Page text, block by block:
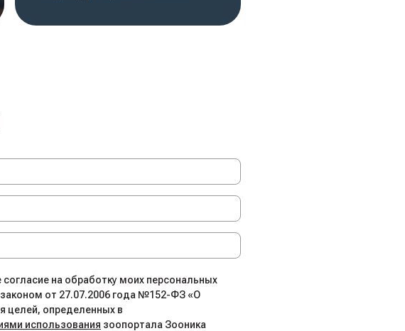
на обработку моих персональных
от 27.07.2006 года №152-ФЗ «О
целей, определенных в
использования зоопортала Зооника